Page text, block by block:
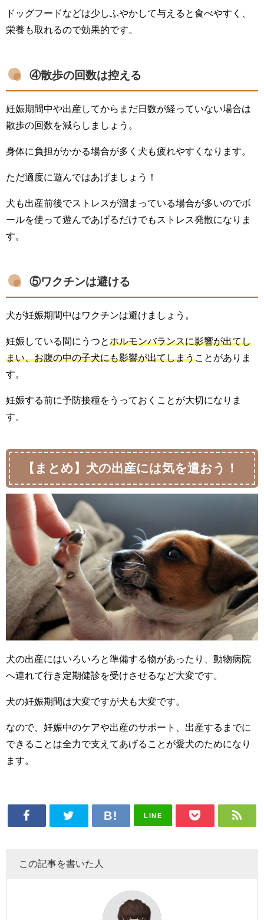
ドッグフードなどは少しふやかして与えると食べやすく、
栄養も取れるので効果的です。
④散歩の回数は控える
妊娠期間中や出産してからまだ日数が経っていない場合は
散歩の回数を減らしましょう。
身体に負担がかかる場合が多く犬も疲れやすくなります。
ただ適度に遊んではあげましょう！
犬も出産前後でストレスが溜まっている場合が多いのでボ
ールを使って遊んであげるだけでもストレス発散になりま
す。
⑤ワクチンは避ける
犬が妊娠期間中はワクチンは避けましょう。
妊娠している間にうつとホルモンバランスに影響が出てし
まい、お腹の中の子犬にも影響が出てしまう ことがありま
す。
妊娠する前に予防接種をうっておくことが大切になりま
す。
【まとめ】犬の出産には気を遣おう！
犬の出産にはいろいろと準備する物があったり、動物病院
へ連れて行き定期健診を受けさせるなど大変です。
犬の妊娠期間は大変ですが犬も大変です。
なので、妊娠中のケアや出産のサポート、出産するまでに
できることは全力で支えてあげることが愛犬のためになり
ます。
LINE
この記事を書いた人